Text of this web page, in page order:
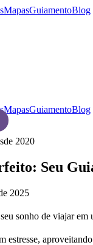
MapasGuiamentoBlog
MapasGuiamentoBlog
2020
Seu
2025
sonho de viajar
estresse,